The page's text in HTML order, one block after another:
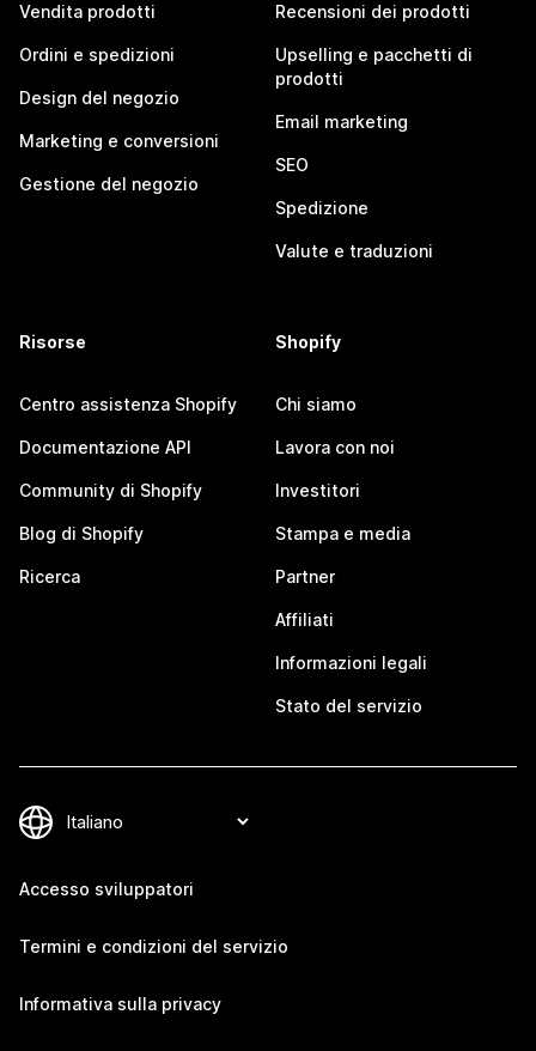
Vendita prodotti
Ordini e spedizioni
Design del negozio
Marketing e conversioni
Gestione del negozio
Recensioni dei prodotti
Upselling e pacchetti di
prodotti
Email marketing
SEO
Spedizione
Valute e traduzioni
Risorse
Centro assistenza Shopify
Documentazione API
Community di Shopify
Blog di Shopify
Ricerca
Shopify
Chi siamo
Lavora con noi
Investitori
Stampa e media
Partner
Affiliati
Informazioni legali
Stato del servizio
Accesso sviluppatori
Termini e condizioni del servizio
Informativa sulla privacy